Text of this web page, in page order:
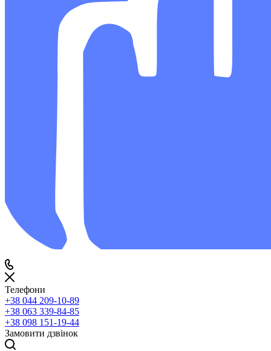
Телефони
+38 044 209-10-89
+38 063 339-84-85
+38 098 151-19-44
Замовити дзвінок